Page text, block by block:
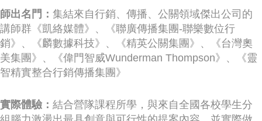
師出名門： 集結來自行銷、傳播、公關領域傑出公司的
講師群《凱絡媒體》、《聯廣傳播集團-聯樂數位行
銷》、《麟數據科技》、《精英公關集團》、《台灣奧
美集團》、《偉門智威Wunderman Thompson》、《靈
智精實整合行銷傳播集團》
實際體驗： 結合營隊課程所學，與來自全國各校學生分